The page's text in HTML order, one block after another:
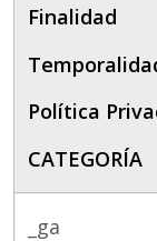
Finalidad
Política
CATEGORÍA
_ga